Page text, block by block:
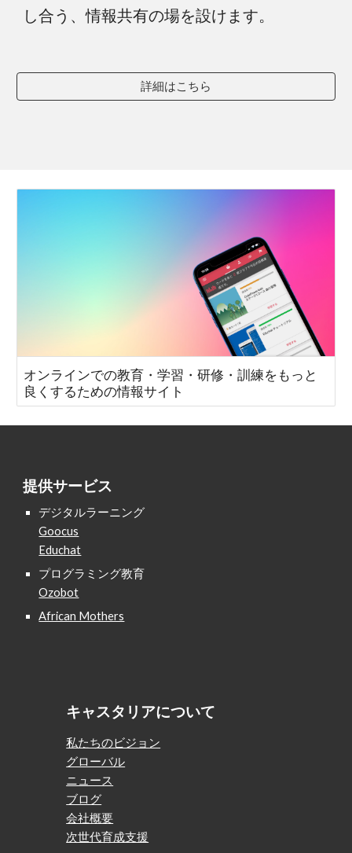
し合う、情報共有の場を設けます。
詳細はこちら
オンラインでの教育・学習・研修・訓練をもっと
良くするための情報サイト
提供サービス
デジタルラーニング
Goocus
Educhat
プログラミング教育
Ozobot
African Mothers
キャスタリアについて
私たちのビジョン
グローバル
ニュース
ブログ
会社概要
次世代育成支援